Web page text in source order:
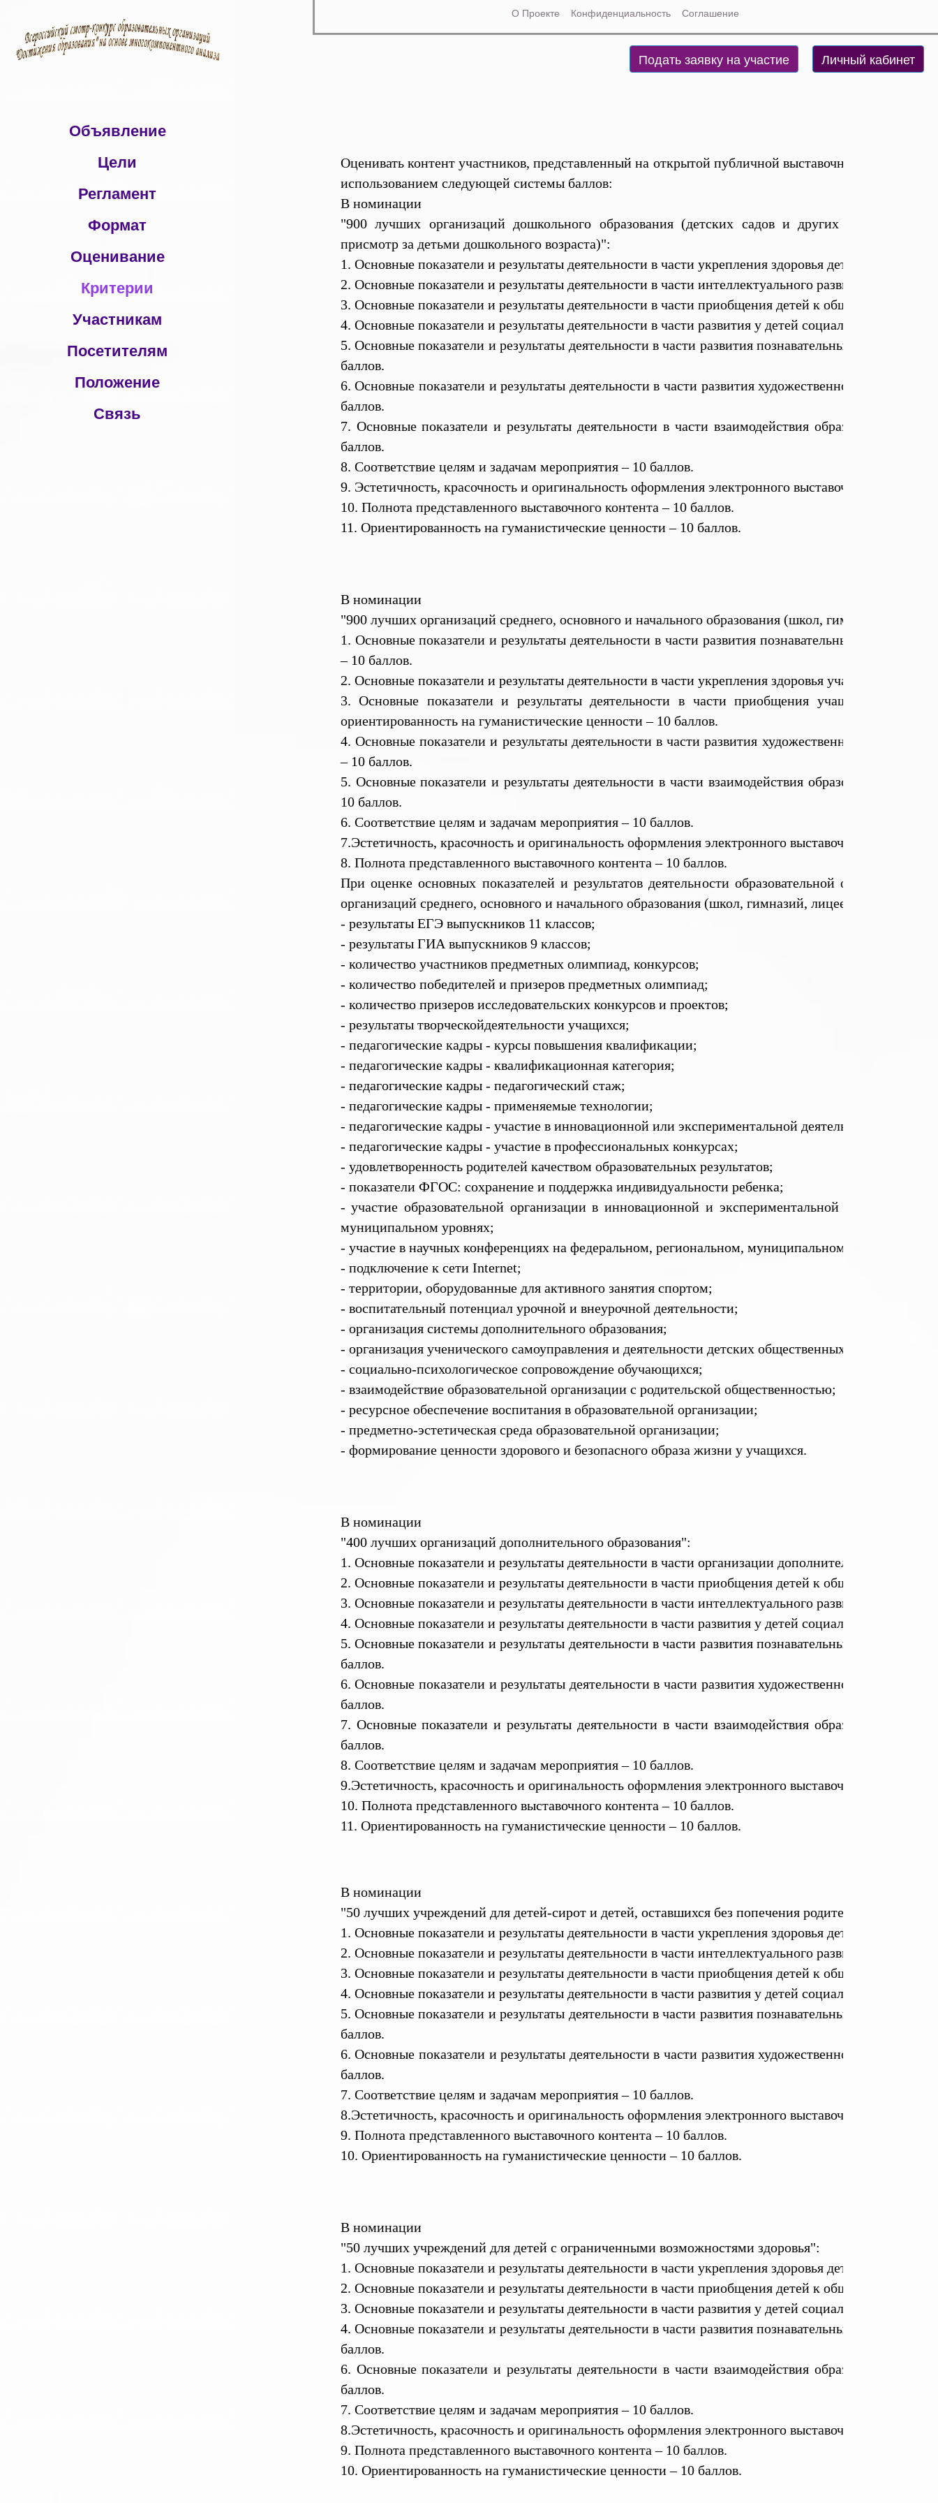
О Проекте Конфиденциальность Соглашение
Личный кабинет
Подать заявку на участие
Объявление
Цели
Регламент
Формат
Оценивание
Критерии
Участникам
Посетителям
Положение
Связь
Оценивать контент участников, представленный на открытой публичной выставочной интернет-
использованием следующей системы баллов:
В номинации
"900 лучших организаций дошкольного образования (детских садов и других учреждений,
присмотр за детьми дошкольного возраста)":
1. Основные показатели и результаты деятельности в части укрепления здоровья детей – 10 баллов.
2. Основные показатели и результаты деятельности в части интеллектуального развития детей – 10
3. Основные показатели и результаты деятельности в части приобщения детей к
4. Основные показатели и результаты деятельности в части развития у детей социально-
5. Основные показатели и результаты деятельности в части развития познавательных и
баллов.
6. Основные показатели и результаты деятельности в части развития художественно-
баллов.
7. Основные показатели и результаты деятельности в части взаимодействия образовательной
баллов.
8. Соответствие целям и задачам мероприятия – 10 баллов.
9. Эстетичность, красочность и оригинальность оформления электронного выставочного стенда –
10. Полнота представленного выставочного контента – 10 баллов.
11. Ориентированность на гуманистические ценности – 10 баллов.
В номинации
"900 лучших организаций среднего, основного и начального образования (школ, гимназий,
1. Основные показатели и результаты деятельности в части развития познавательных и
– 10 баллов.
2. Основные показатели и результаты деятельности в части укрепления здоровья учащихся – 10
3. Основные показатели и результаты деятельности в части приобщения учащихся к
ориентированность на гуманистические ценности – 10 баллов.
4. Основные показатели и результаты деятельности в части развития художественно-
– 10 баллов.
5. Основные показатели и результаты деятельности в части взаимодействия образовательной
10 баллов.
6. Соответствие целям и задачам мероприятия – 10 баллов.
7.Эстетичность, красочность и оригинальность оформления электронного выставочного стенда –
8. Полнота представленного выставочного контента – 10 баллов.
При оценке основных показателей и результатов деятельности образовательной организации
организаций среднего, основного и начального образования (школ, гимназий, лицеев)"
- результаты ЕГЭ выпускников 11 классов;
- результаты ГИА выпускников 9 классов;
- количество участников предметных олимпиад, конкурсов;
- количество победителей и призеров предметных олимпиад;
- количество призеров исследовательских конкурсов и проектов;
- результаты творческойдеятельности учащихся;
- педагогические кадры - курсы повышения квалификации;
- педагогические кадры - квалификационная категория;
- педагогические кадры - педагогический стаж;
- педагогические кадры - применяемые технологии;
- педагогические кадры - участие в инновационной или экспериментальной деятельности;
- педагогические кадры - участие в профессиональных конкурсах;
- удовлетворенность родителей качеством образовательных результатов;
- показатели ФГОС: сохранение и поддержка индивидуальности ребенка;
- участие образовательной организации в инновационной и экспериментальной работе на
муниципальном уровнях;
- участие в научных конференциях на федеральном, региональном, муниципальном уровнях;
- подключение к сети Internet;
- территории, оборудованные для активного занятия спортом;
- воспитательный потенциал урочной и внеурочной деятельности;
- организация системы дополнительного образования;
- организация ученического самоуправления и деятельности детских общественных организаций;
- социально-психологическое сопровождение обучающихся;
- взаимодействие образовательной организации с родительской общественностью;
- ресурсное обеспечение воспитания в образовательной организации;
- предметно-эстетическая среда образовательной организации;
- формирование ценности здорового и безопасного образа жизни у учащихся.
В номинации
"400 лучших организаций дополнительного образования":
1. Основные показатели и результаты деятельности в части организации дополнительного
2. Основные показатели и результаты деятельности в части приобщения детей к
3. Основные показатели и результаты деятельности в части интеллектуального развития детей – 10
4. Основные показатели и результаты деятельности в части развития у детей социально-
5. Основные показатели и результаты деятельности в части развития познавательных и
баллов.
6. Основные показатели и результаты деятельности в части развития художественно-
баллов.
7. Основные показатели и результаты деятельности в части взаимодействия образовательной
баллов.
8. Соответствие целям и задачам мероприятия – 10 баллов.
9.Эстетичность, красочность и оригинальность оформления электронного выставочного стенда –
10. Полнота представленного выставочного контента – 10 баллов.
11. Ориентированность на гуманистические ценности – 10 баллов.
В номинации
"50 лучших учреждений для детей-сирот и детей, оставшихся без попечения родителей":
1. Основные показатели и результаты деятельности в части укрепления здоровья детей – 10 баллов.
2. Основные показатели и результаты деятельности в части интеллектуального развития детей – 10
3. Основные показатели и результаты деятельности в части приобщения детей к
4. Основные показатели и результаты деятельности в части развития у детей социально-
5. Основные показатели и результаты деятельности в части развития познавательных и
баллов.
6. Основные показатели и результаты деятельности в части развития художественно-
баллов.
7. Соответствие целям и задачам мероприятия – 10 баллов.
8.Эстетичность, красочность и оригинальность оформления электронного выставочного стенда –
9. Полнота представленного выставочного контента – 10 баллов.
10. Ориентированность на гуманистические ценности – 10 баллов.
В номинации
"50 лучших учреждений для детей с ограниченными возможностями здоровья":
1. Основные показатели и результаты деятельности в части укрепления здоровья детей – 10 баллов.
2. Основные показатели и результаты деятельности в части приобщения детей к
3. Основные показатели и результаты деятельности в части развития у детей социально-
4. Основные показатели и результаты деятельности в части развития познавательных и
баллов.
6. Основные показатели и результаты деятельности в части взаимодействия образовательной
баллов.
7. Соответствие целям и задачам мероприятия – 10 баллов.
8.Эстетичность, красочность и оригинальность оформления электронного выставочного стенда –
9. Полнота представленного выставочного контента – 10 баллов.
10. Ориентированность на гуманистические ценности – 10 баллов.